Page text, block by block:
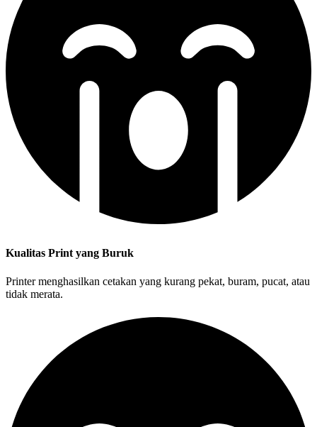
Kualitas Print yang Buruk
Printer menghasilkan cetakan yang kurang pekat, buram, pucat, atau
tidak merata.